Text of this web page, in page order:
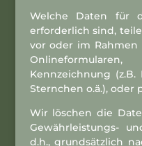
Welche Daten für
erforderlich sind,
vor oder im Rahmen
Kennzeichnung (z.B.
Sternchen o.ä.), oder
Wir löschen die
Gewährleistungs-
d.h., grundsätzlich